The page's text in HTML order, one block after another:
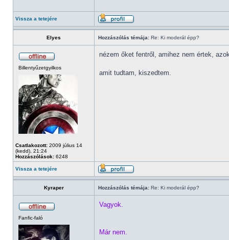
Vissza a tetejére
Elyes Hozzászólás témája: Re: Ki moderál épp?
Billentyűzetgyilkos
Csatlakozott: 2009 július 14
(kedd), 21:24
Hozzászólások: 6248
nézem őket fentről, amihez nem értek,
amit tudtam, kiszedtem.
Vissza a tetejére
Kyraper Hozzászólás témája: Re: Ki moderál épp?
Fanfic-faló
Vagyok.
Már nem.